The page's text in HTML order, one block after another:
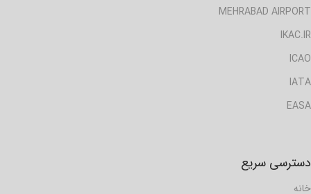
MEHRABAD AIRPORT
IKAC.IR
ICAO
IATA
EASA
دسترسی سریع
خانه